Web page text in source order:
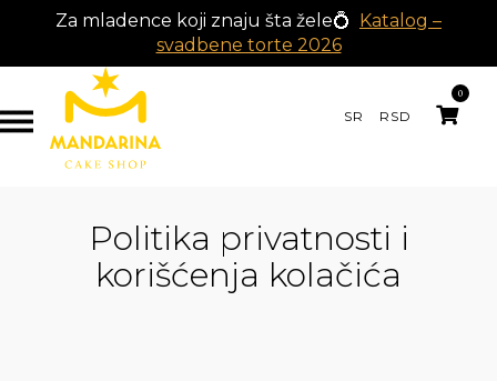
Za mladence koji znaju šta žele💍 Katalog –
svadbene torte 2026
SR RSD
0
Politika privatnosti i
korišćenja kolačića